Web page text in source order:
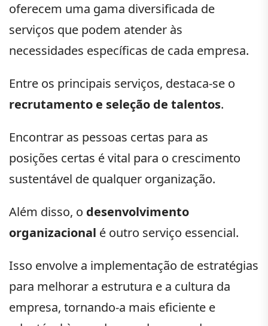
oferecem uma gama diversificada de
serviços que podem atender às
necessidades específicas de cada empresa.
Entre os principais serviços, destaca-se o
recrutamento e seleção de talentos.
Encontrar as pessoas certas para as
posições certas é vital para o crescimento
sustentável de qualquer organização.
Além disso, o desenvolvimento
organizacional é outro serviço essencial.
Isso envolve a implementação de estratégias
para melhorar a estrutura e a cultura da
empresa, tornando-a mais eficiente e